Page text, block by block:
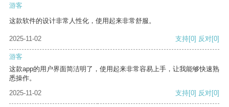
游客
这款软件的设计非常人性化，使用起来非常舒服。
2025-11-02 支持[0] 反对[0]
游客
这款app的用户界面简洁明了，使用起来非常容易上手，让我能够快速熟
悉操作。
2025-11-02
支持[0] 反对[0]